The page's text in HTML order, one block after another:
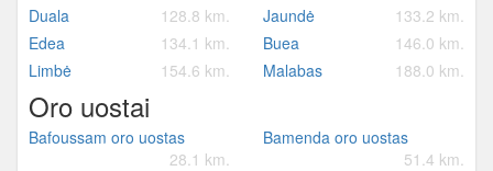
Duala
128.8 km. Jaundė
133.2 km.
Edea
134.1 km. Buea
146.0 km.
Limbė
154.6 km. Malabas 188.0 km.
Oro uostai
Bafoussam oro uostas
28.1 km.
Bamenda oro uostas
51.4 km.